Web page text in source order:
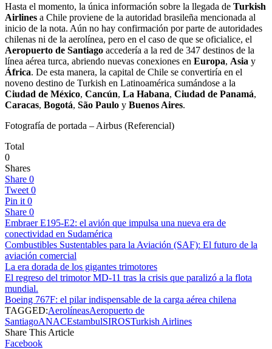
Hasta el momento, la única información sobre la llegada de Turkish
Airlines a Chile proviene de la autoridad brasileña mencionada al
inicio de la nota. Aún no hay confirmación por parte de autoridades
chilenas ni de la aerolínea, pero en el caso de que se oficialice, el
Aeropuerto de Santiago accedería a la red de 347 destinos de la
línea aérea turca, abriendo nuevas conexiones en Europa, Asia y
África. De esta manera, la capital de Chile se convertiría en el
noveno destino de Turkish en Latinoamérica sumándose a la
Ciudad de México, Cancún, La Habana, Ciudad de Panamá,
Caracas, Bogotá, São Paulo y Buenos Aires.
Fotografía de portada – Airbus (Referencial)
Total
0
Shares
Share 0
Tweet 0
Pin it 0
Share 0
Embraer E195-E2: el avión que impulsa una nueva era de
conectividad en Sudamérica
Combustibles Sustentables para la Aviación (SAF): El futuro de la
aviación comercial
La era dorada de los gigantes trimotores
El regreso del trimotor MD-11 tras la crisis que paralizó a la flota
mundial.
Boeing 767F: el pilar indispensable de la carga aérea chilena
TAGGED:AerolíneasAeropuerto de
SantiagoANACEstambulSIROSTurkish Airlines
Share This Article
Facebook